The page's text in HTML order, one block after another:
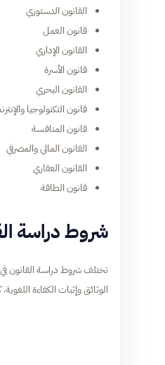
القانون الدستوري
قانون العمل
القانون الإداري
قانون الأسرة
القانون البحري
قانون التكنولوجيا
قانون المنافسة
القانون المالي والمصرفي
القانون العقاري
قانون الطاقة
شروط دراسة
تختلف شروط دراسة القانون
الوثائق وإثبات الكفاءة